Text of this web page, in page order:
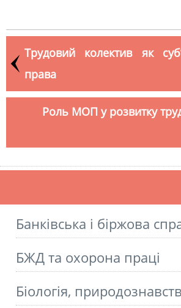
Трудовий колектив як
права
Роль МОП у розвитку
Банківська і біржова
БЖД та охорона праці
Біологія,